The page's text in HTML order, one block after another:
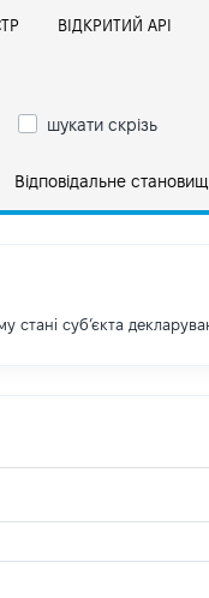
ВІДКРИТИЙ АРІ
шукати скрізь
Відповідальне
стані субʼєкта